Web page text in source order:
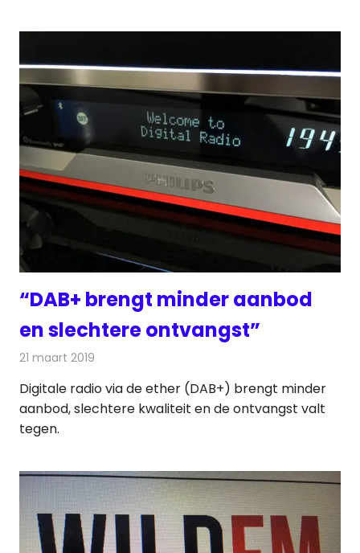
“DAB+ brengt minder aanbod
en slechtere ontvangst”
21 maart 2019
Digitale radio via de ether (DAB+) brengt minder
aanbod, slechtere kwaliteit en de ontvangst valt
tegen.